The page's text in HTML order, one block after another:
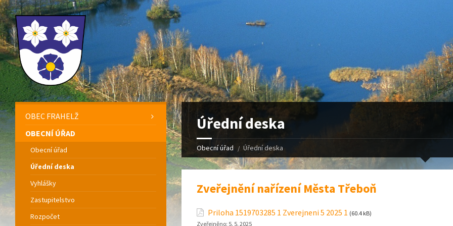
Úřední deska
Obecní úřad Úřední deska
Zveřejnění nařízení Města Třeboň
Priloha 1519703285 1 Zverejneni 5 2025 1 (60.4 kB)
Zveřejněno: 5. 5. 2025
OBEC FRAHELŽ
OBECNÍ ÚŘAD
Obecní úřad
Úřední deska
Vyhlášky
Zastupitelstvo
Rozpočet